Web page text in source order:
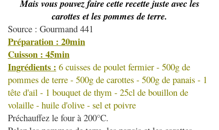
Mais vous pouvez faire cette recette juste avec les
carottes et les pommes de terre.
Source : Gourmand 441
Préparation : 20min
Cuisson : 45min
Ingrédients : 6 cuisses de poulet fermier - 500g de
pommes de terre - 500g de carottes - 500g de panais - 1
tête d'ail - 1 bouquet de thym - 25cl de bouillon de
volaille - huile d'olive - sel et poivre
Préchauffez le four à 200°C.